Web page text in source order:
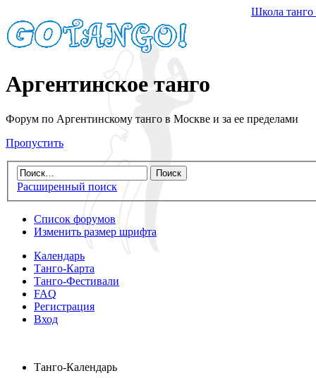
Школа танго
Аргентинское танго
Форум по Аргентинскому танго в Москве и за ее пределами
Пропустить
Расширенный поиск
Список форумов
Изменить размер шрифта
Календарь
Танго-Карта
Танго-Фестивали
FAQ
Регистрация
Вход
Танго-Календарь